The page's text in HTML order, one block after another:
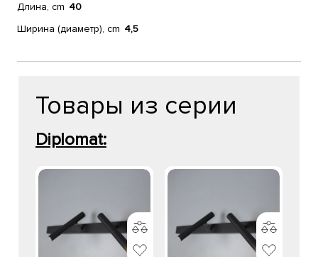
Длина, cm 40
Ширина (диаметр), cm 4,5
Товары из серии
Diplomat: